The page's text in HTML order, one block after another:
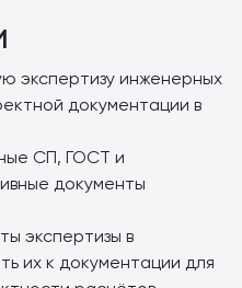
экспертизу инженерных
документации в
СП, ГОСТ и
документы
экспертизы в
их к документации для